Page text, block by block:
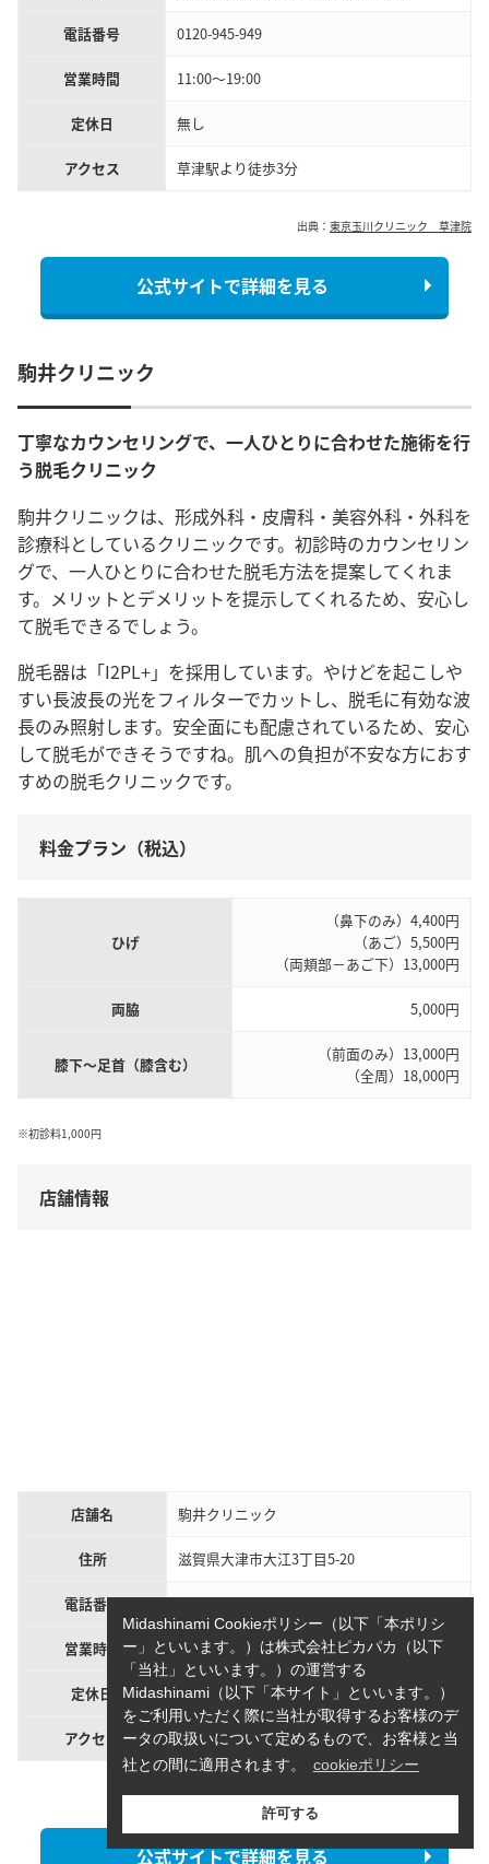
電話番号 0120-945-949
営業時間 11:00〜19:00
定休日 無し
アクセス 草津駅より徒歩3分
出典： 東京玉川クリニック 草津院
公式サイトで詳細を見る
駒井クリニック
丁寧なカウンセリングで、一人ひとりに合わせた施術を行
う脱毛クリニック
駒井クリニックは、形成外科・皮膚科・美容外科・外科を
診療科としているクリニックです。初診時のカウンセリン
グで、一人ひとりに合わせた脱毛方法を提案してくれま
す。メリットとデメリットを提示してくれるため、安心し
て脱毛できるでしょう。
脱毛器は「I2PL+」を採用しています。やけどを起こしや
すい長波長の光をフィルターでカットし、脱毛に有効な波
長のみ照射します。安全面にも配慮されているため、安心
して脱毛ができそうですね。肌への負担が不安な方におす
すめの脱毛クリニックです。
料金プラン（税込）
ひげ
（鼻下のみ）4,400円
（あご）5,500円
（両頬部－あご下）13,000円
両脇 5,000円
膝下～足首（膝含む）
（前面のみ）13,000円
（全周）18,000円
※初診料1,000円
店舗情報
店舗名 駒井クリニック
住所 滋賀県大津市大江3丁目5-20
電話番号 077-545-3067
営業時間 9:00〜12:00、14:00～19:00
定休日 木曜日、日曜日・祝日
アクセス 瀬田駅より徒歩15分
出典：駒井クリニック
公式サイトで詳細を見る
Midashinami Cookieポリシー（以下「本ポリシ
ー」といいます。）は株式会社ピカパカ（以下
「当社」といいます。）の運営する
Midashinami（以下「本サイト」といいます。）
をご利用いただく際に当社が取得するお客様のデ
ータの取扱いについて定めるもので、お客様と当
社との間に適用されます。
cookieポリシー
許可する